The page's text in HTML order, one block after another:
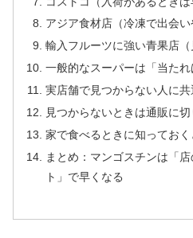
アジア食材店（冷凍で出会い
輸入フルーツに強い青果店（
一般的なスーパーは「当た
実店舗で見つからない人に
見つからないときは通販に切
家で食べるときに知っておく
まとめ：マンゴスチンは「
ト」で早くなる